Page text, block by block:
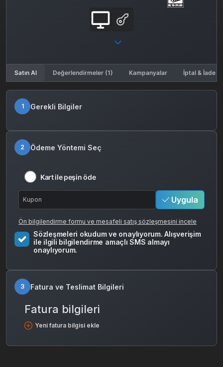
Satın Al Değerlendirmeler (1) Kampanyalar İptal & İade
1 Gerekli Bilgiler
2 Ödeme Yöntemi Seç
Kart ile peşin öde
Uygula
Ön bilgilendirme formu ve mesafeli satış sözleşmesini incele
Sözleşmeleri okudum ve onaylıyorum. Alışverişim
ile ilgili bilgilendirme amaçlı SMS almayı
onaylıyorum.
3 Fatura ve Teslimat Bilgileri
Fatura bilgileri
Yeni fatura bilgisi ekle